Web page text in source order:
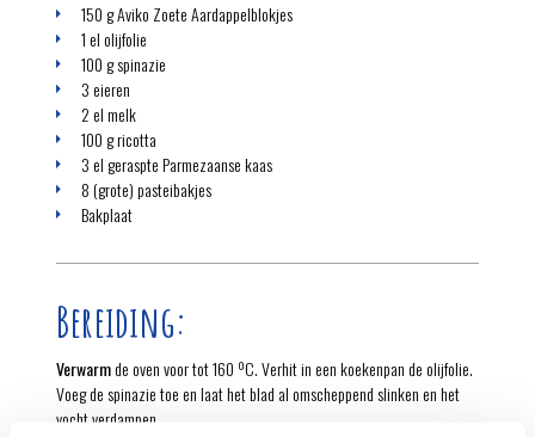
150 g Aviko Zoete Aardappelblokjes
1 el olijfolie
100 g spinazie
3 eieren
2 el melk
100 g ricotta
3 el geraspte Parmezaanse kaas
8 (grote) pasteibakjes
Bakplaat
Bereiding:
Verwarmde oven voor tot 160 ºC. Verhit in een koekenpan de olijfolie.
Voeg de spinazie toe en laat het blad al omscheppend slinken en het
vocht verdampen.